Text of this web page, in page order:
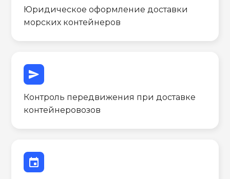
Юридическое оформление доставки
морских контейнеров
send
Контроль передвижения при доставке
контейнеровозов
event